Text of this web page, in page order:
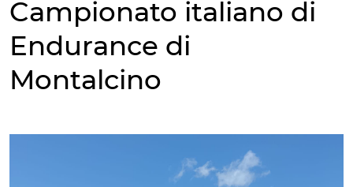
Campionato italiano di
Endurance di
Montalcino